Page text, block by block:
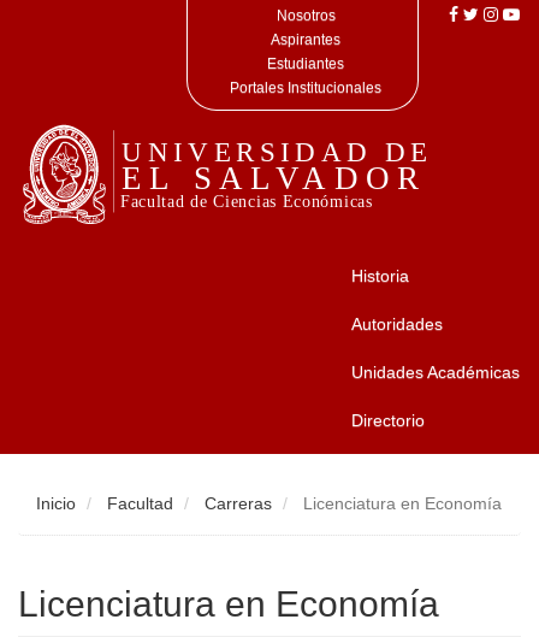
Nosotros
Aspirantes
Estudiantes
Portales Institucionales
Historia
Autoridades
Unidades Académicas
Directorio
Inicio Facultad Carreras Licenciatura en Economía
Licenciatura en Economía